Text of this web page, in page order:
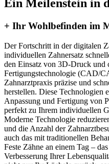
Ein Meilenstein in
+ Ihr Wohlbefinden im
Der Fortschritt in der digitalen
individuellen Zahnersatz
den Einsatz von 3D-Druck und
Fertigungstechnologie (CAD/
Zahnarztpraxis präzise und
herstellen. Diese Technologien
Anpassung und Fertigung von
perfekt zu Ihrem individuellen
Moderne Technologie
und die Anzahl der
auch das mit traditionellen
Feste Zähne an einem Tag –
Verbesserung Ihrer